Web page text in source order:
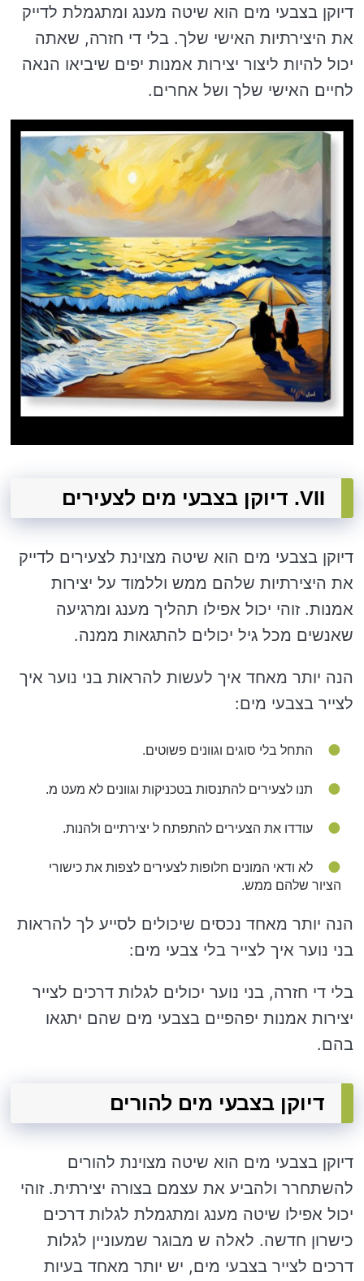
דיוקן בצבעי מים הוא שיטה מענג ומתגמלת לדייק
את היצירתיות האישי שלך. בלי די חזרה, שאתה
יכול להיות ליצור יצירות אמנות יפים שיביאו הנאה
לחיים האישי שלך ושל אחרים.
VII. דיוקן בצבעי מים לצעירים
דיוקן בצבעי מים הוא שיטה מצוינת לצעירים לדייק
את היצירתיות שלהם ממש וללמוד על יצירות
אמנות. זוהי יכול אפילו תהליך מענג ומרגיעה
שאנשים מכל גיל יכולים להתגאות ממנה.
הנה יותר מאחד איך לעשות להראות בני נוער איך
לצייר בצבעי מים:
התחל בלי סוגים וגוונים פשוטים.
תנו לצעירים להתנסות בטכניקות וגוונים לא מעט מ.
עודדו את הצעירים להתפתח ל יצירתיים ולהנות.
לא ודאי המונים חלופות לצעירים לצפות את כישורי
הציור שלהם ממש.
הנה יותר מאחד נכסים שיכולים לסייע לך להראות
בני נוער איך לצייר בלי צבעי מים:
בלי די חזרה, בני נוער יכולים לגלות דרכים לצייר
יצירות אמנות יפהפיים בצבעי מים שהם יתגאו
בהם.
דיוקן בצבעי מים להורים
דיוקן בצבעי מים הוא שיטה מצוינת להורים
להשתחרר ולהביע את עצמם בצורה יצירתית. זוהי
יכול אפילו שיטה מענג ומתגמלת לגלות דרכים
כישרון חדשה. לאלה ש מבוגר שמעוניין לגלות
דרכים לצייר בצבעי מים, יש יותר מאחד בעיות